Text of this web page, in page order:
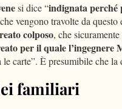
si dice “indignata perché
vengono travolte da
reato colposo, che
per il quale l’ingegnere
carte”. È presumibile che la
familiari